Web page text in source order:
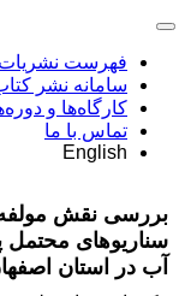
فهرست نشریات
سامانه نشر
کارگاه‌ها و
تماس با ما
English
بررسی نقش
سناریوهای
آب در استان